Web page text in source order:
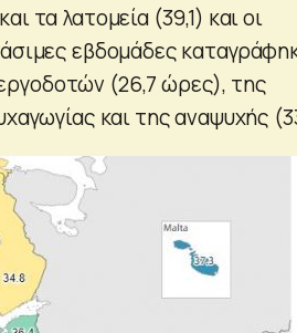
τα λατομεία (39,1) και οι
εβδομάδες
(26,7 ώρες), της
και της αναψυχής